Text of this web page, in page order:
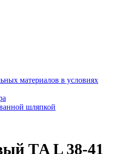
материалов в условиях
шляпкой
ТA L 38-41